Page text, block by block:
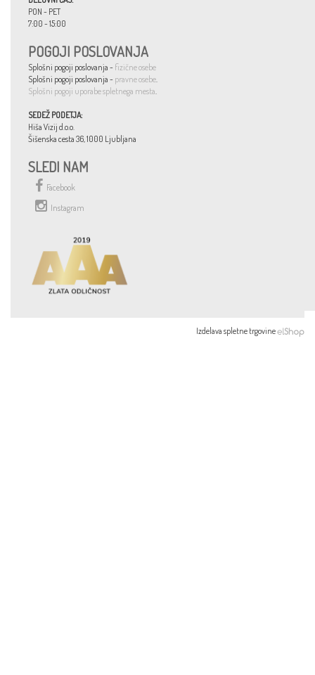
PON - PET
7:00 - 15:00
POGOJI POSLOVANJA
Splošni pogoji poslovanja - fizične osebe
Splošni pogoji poslovanja - pravne osebe.
Splošni pogoji uporabe spletnega mesta.
SEDEŽ PODETJA:
Hiša Vizij d.o.o.
Šišenska cesta 36, 1000 Ljubljana
SLEDI NAM
Facebook
Instagram
Izdelava spletne trgovine